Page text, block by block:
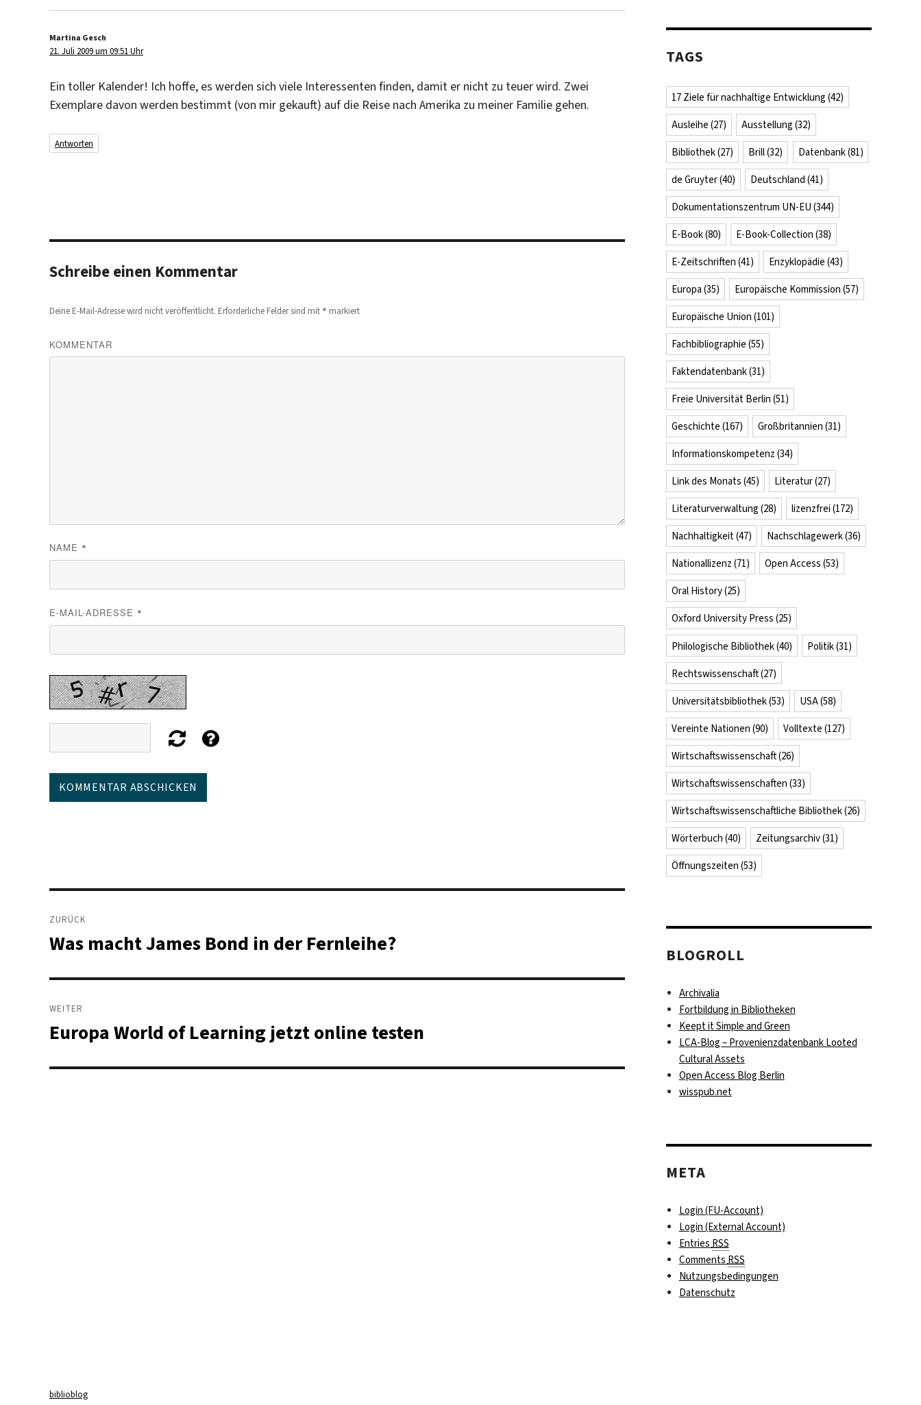
Martina Gesch
21. Juli 2009 um 09:51 Uhr
Ein toller Kalender! Ich hoffe, es werden sich viele Interessenten finden, damit er nicht zu teuer wird. Zwei
Exemplare davon werden bestimmt (von mir gekauft) auf die Reise nach Amerika zu meiner Familie gehen.
Antworten
Schreibe einen Kommentar
Deine E-Mail-Adresse wird nicht veröffentlicht. Erforderliche Felder sind mit * markiert
KOMMENTAR
NAME *
E-MAIL-ADRESSE *
Beitragsnavigation
ZURÜCK
Vorheriger
Was macht James Bond in der Fernleihe?
WEITER
Nächster
Europa World of Learning jetzt online testen
TAGS
17 Ziele für nachhaltige Entwicklung (42)
Ausleihe (27) Ausstellung (32)
Bibliothek(27) Brill(32) Datenbank(81)
de Gruyter(40) Deutschland (41)
Dokumentationszentrum UN-EU (344)
E-Book(80) E-Book-Collection (38)
E-Zeitschriften (41) Enzyklopädie (43)
Europa (35) Europäische Kommission (57)
Europäische Union (101)
Fachbibliographie (55)
Faktendatenbank(31)
Freie Universität Berlin (51)
Geschichte (167) Großbritannien (31)
Informationskompetenz (34)
Link des Monats (45) Literatur(27)
Literaturverwaltung (28) lizenzfrei (172)
Nachhaltigkeit(47) Nachschlagewerk(36)
Nationallizenz (71) Open Access (53)
Oral History(25)
Oxford University Press (25)
Philologische Bibliothek(40) Politik(31)
Rechtswissenschaft(27)
Universitätsbibliothek(53) USA(58)
Vereinte Nationen (90) Volltexte (127)
Wirtschaftswissenschaft(26)
Wirtschaftswissenschaften (33)
Wirtschaftswissenschaftliche Bibliothek(26)
Wörterbuch (40) Zeitungsarchiv(31)
Öffnungszeiten (53)
BLOGROLL
Archivalia
Fortbildung in Bibliotheken
Keept it Simple and Green
LCA-Blog – Provenienzdatenbank Looted
Cultural Assets
Open Access Blog Berlin
wisspub.net
META
Login (FU-Account)
Login (External Account)
EntriesRSS
CommentsRSS
Nutzungsbedingungen
Datenschutz
biblioblog